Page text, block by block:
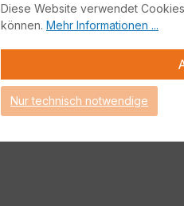
Diese Website verwendet
können. Mehr Informationen ...
Nur technisch notwendige